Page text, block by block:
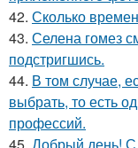
42. Сколько
43. Селена гомез
подстригшись.
44. В том случае,
выбрать, то есть
профессий.